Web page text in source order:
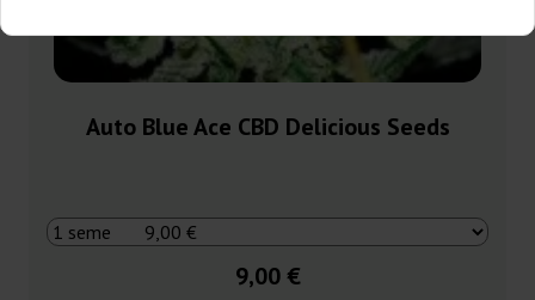
Auto Blue Ace CBD Delicious Seeds
9,00 €